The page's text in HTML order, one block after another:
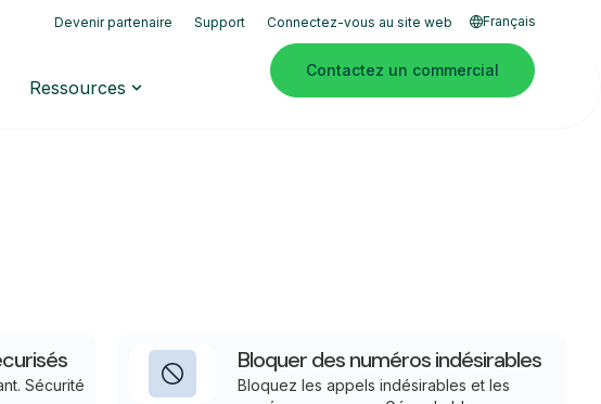
Devenir partenaire Support Connectez-vous au site web Français
Ressources
Contactez un commercial
Sécurité
Bloquer des numéros indésirables
Bloquez les appels indésirables et les